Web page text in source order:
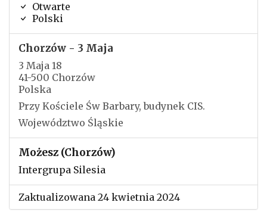
Otwarte
Polski
Chorzów - 3 Maja
3 Maja 18
41-500 Chorzów
Polska
Przy Kościele Św Barbary, budynek CIS.
Województwo Śląskie
Możesz (Chorzów)
Intergrupa Silesia
Zaktualizowana 24 kwietnia 2024